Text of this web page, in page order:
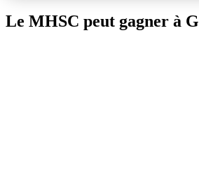
Le MHSC peut gagner à